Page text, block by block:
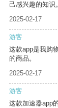
己感兴趣的知识。
2025-02-17
游客
这款app是我购
的商品。
2025-02-17
游客
这款加速器app